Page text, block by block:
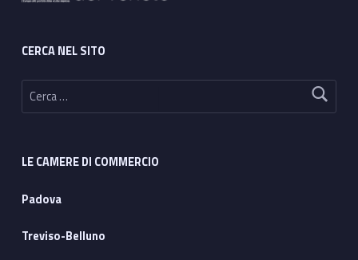
CERCA NEL SITO
Ricerca per:
LE CAMERE DI COMMERCIO
Padova
Treviso-Belluno